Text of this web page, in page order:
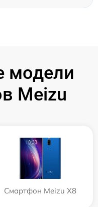
модели
Meizu
Смартфон Meizu X8